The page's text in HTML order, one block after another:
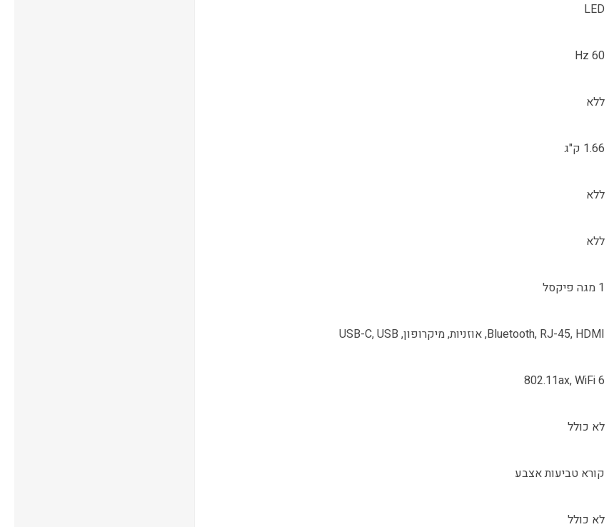
LED
60 Hz
ללא
1.66 ק"ג
ללא
ללא
1 מגה פיקסל
Bluetooth, RJ-45, HDMI, אוזניות, מיקרופון, USB-C, USB
802.11ax, WiFi 6
לא כולל
קורא טביעות אצבע
לא כולל